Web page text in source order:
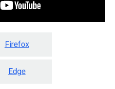
Firefox
Edge